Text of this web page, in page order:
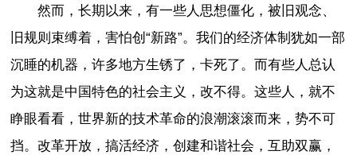
然而，长期以来，有一些人思想僵化，被旧观念、
旧规则束缚着，害怕创“新路”。我们的经济体制犹如一部
沉睡的机器，许多地方生锈了，卡死了。而有些人总认
为这就是中国特色的社会主义，改不得。这些人，就不
睁眼看看，世界新的技术革命的浪潮滚滚而来，势不可
挡。改革开放，搞活经济，创建和谐社会，互助双赢，